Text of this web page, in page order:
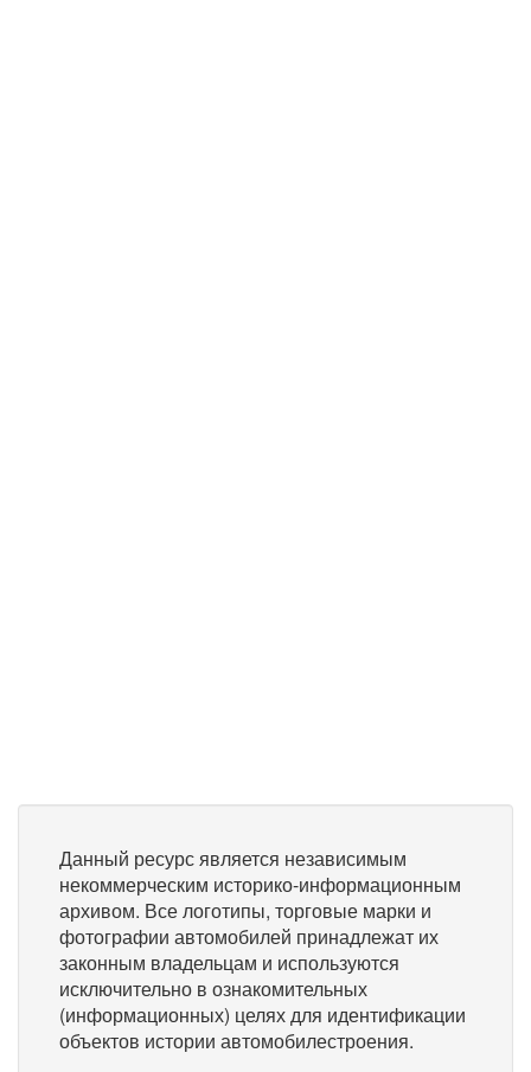
Данный ресурс является независимым
некоммерческим историко-информационным
архивом. Все логотипы, торговые марки и
фотографии автомобилей принадлежат их
законным владельцам и используются
исключительно в ознакомительных
(информационных) целях для идентификации
объектов истории автомобилестроения.